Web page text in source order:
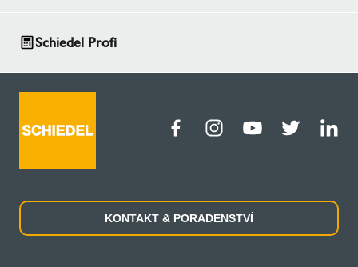
Schiedel Profi
KONTAKT & PORADENSTVÍ